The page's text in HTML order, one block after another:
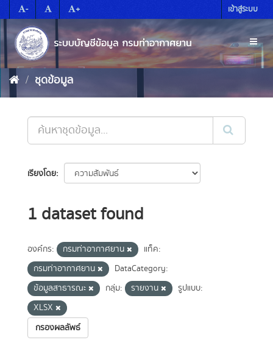
to
content
- + เข้าสู่ระบบ
ชุดข้อมูล
เรียงโดย
1 dataset found
องค์กร: กรมท่าอากาศยาน
แท็ค:
กรมท่าอากาศยาน
DataCategory:
ข้อมูลสาธารณะ
กลุ่ม: รายงาน
รูปแบบ:
XLSX
กรองผลลัพธ์